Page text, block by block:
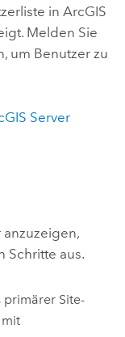
in ArcGIS
Melden Sie
um Benutzer zu
Server
Schritte aus.
Site-